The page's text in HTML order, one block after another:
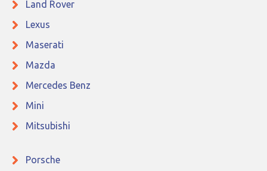
Land Rover
Lexus
Maserati
Mazda
Mercedes Benz
Mini
Mitsubishi
Porsche